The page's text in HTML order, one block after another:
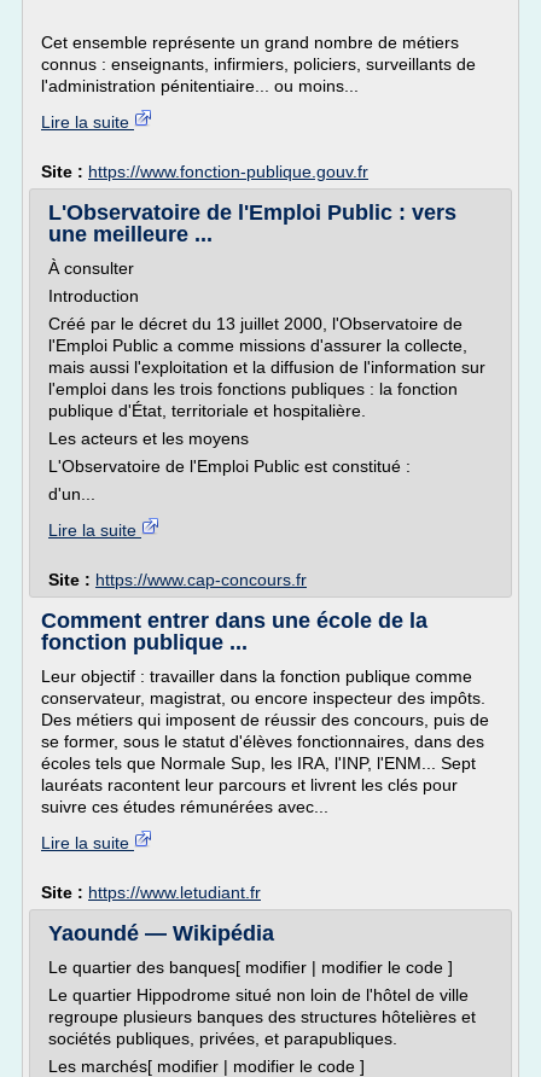
Cet ensemble représente un grand nombre de métiers
connus : enseignants, infirmiers, policiers, surveillants de
l'administration pénitentiaire... ou moins...
Lire la suite
Site : https://www.fonction-publique.gouv.fr
L'Observatoire de l'Emploi Public : vers
une meilleure ...
À consulter
Introduction
Créé par le décret du 13 juillet 2000, l'Observatoire de
l'Emploi Public a comme missions d'assurer la collecte,
mais aussi l'exploitation et la diffusion de l'information sur
l'emploi dans les trois fonctions publiques : la fonction
publique d'État, territoriale et hospitalière.
Les acteurs et les moyens
L'Observatoire de l'Emploi Public est constitué :
d'un...
Lire la suite
Site : https://www.cap-concours.fr
Comment entrer dans une école de la
fonction publique ...
Leur objectif : travailler dans la fonction publique comme
conservateur, magistrat, ou encore inspecteur des impôts.
Des métiers qui imposent de réussir des concours, puis de
se former, sous le statut d'élèves fonctionnaires, dans des
écoles tels que Normale Sup, les IRA, l'INP, l'ENM... Sept
lauréats racontent leur parcours et livrent les clés pour
suivre ces études rémunérées avec...
Lire la suite
Site : https://www.letudiant.fr
Yaoundé — Wikipédia
Le quartier des banques[ modifier | modifier le code ]
Le quartier Hippodrome situé non loin de l'hôtel de ville
regroupe plusieurs banques des structures hôtelières et
sociétés publiques, privées, et parapubliques.
Les marchés[ modifier | modifier le code ]